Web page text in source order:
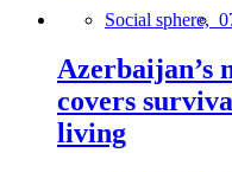
Social sphere,
Azerbaijan’s
covers
living